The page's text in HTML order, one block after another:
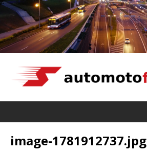
image-1781912737.jpg